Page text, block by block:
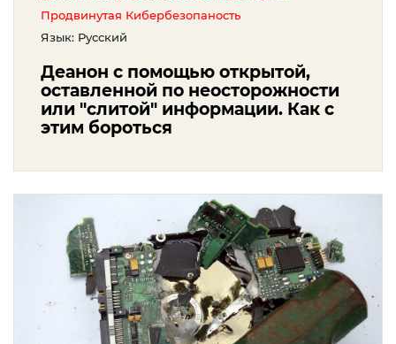
Продвинутая Кибербезопаность
Язык: Русский
Деанон с помощью открытой,
оставленной по неосторожности
или "слитой" информации. Как с
этим бороться